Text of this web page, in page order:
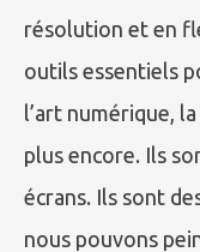
résolution et en
outils essentiels
l’art numérique,
plus encore. Ils
écrans. Ils sont
nous pouvons